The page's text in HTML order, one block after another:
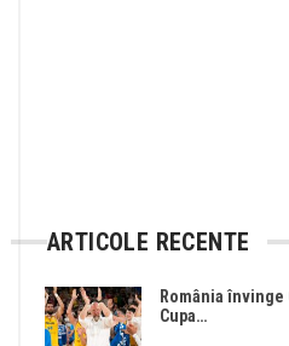
ARTICOLE RECENTE
România
Cupa…